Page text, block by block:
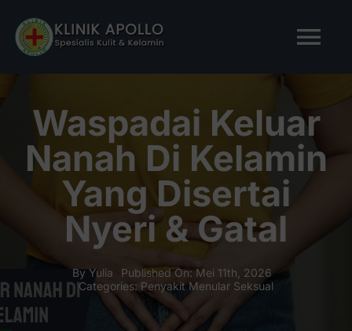
content
TENTANG KAMI
LAYANAN KAMI
ARTIKEL
Tanya Apollo
Waspadai Keluar
Nanah Di Kelamin
Yang Disertai
Nyeri & Gatal
ByYulia
Published On: Mei 11th, 2026
Categories: Penyakit Menular Seksual